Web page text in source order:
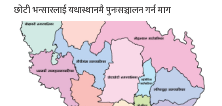
छोटी भन्सारलाई यथास्थानमै पुनःसञ्चालन गर्न माग